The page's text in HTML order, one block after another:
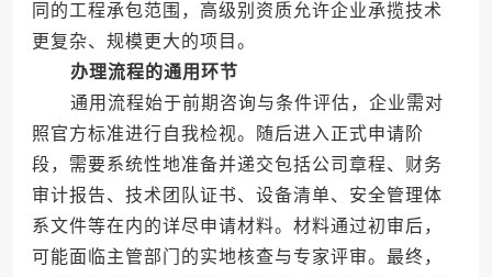
同的工程承包范围，高级别资质允许企业承揽技术
更复杂、规模更大的项目。
办理流程的通用环节
通用流程始于前期咨询与条件评估，企业需对
照官方标准进行自我检视。随后进入正式申请阶
段，需要系统性地准备并递交包括公司章程、财务
审计报告、技术团队证书、设备清单、安全管理体
系文件等在内的详尽申请材料。材料通过初审后，
可能面临主管部门的实地核查与专家评审。最终，